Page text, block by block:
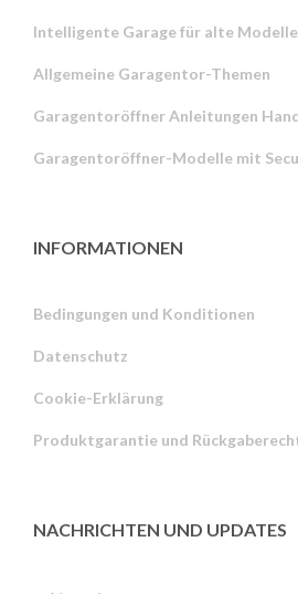
Intelligente Garage für alte Modelle
Allgemeine Garagentor-Themen
Garagentoröffner Anleitungen
Garagentoröffner-Modelle mit
INFORMATIONEN
Bedingungen und Konditionen
Datenschutz
Cookie-Erklärung
Produktgarantie und
NACHRICHTEN UND UPDATES